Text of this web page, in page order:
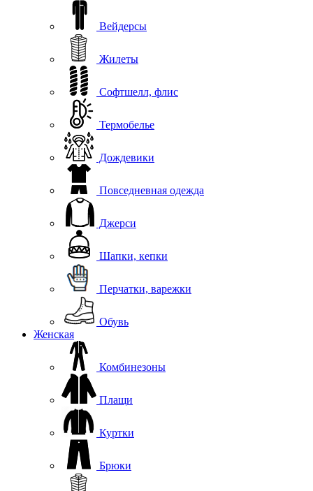
Вейдерсы
Жилеты
Софтшелл, флис
Термобелье
Дождевики
Повседневная одежда
Джерси
Шапки, кепки
Перчатки, варежки
Обувь
Женская
Комбинезоны
Плащи
Куртки
Брюки